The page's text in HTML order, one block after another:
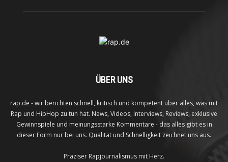
ÜBER UNS
rap.de - wir berichten schnell, kritisch und kompetent über alles, was mit
Rap und HipHop zu tun hat. News, Videos, Interviews, Reviews, exklusive
Gewinnspiele und meinungsstarke Kommentare - das alles gibt es in
dieser Form nur bei uns. Qualität und Schnelligkeit zeichnet uns aus.
Präziser Rapjournalismus mit Herz.